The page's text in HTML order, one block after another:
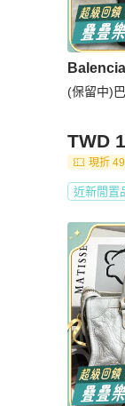
(保留中)
TWD
現折
近新閒置